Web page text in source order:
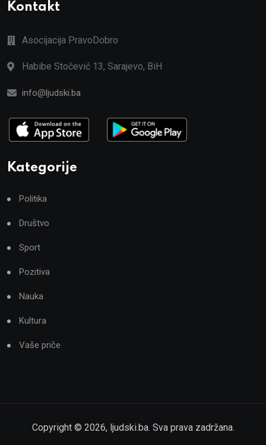
Kontakt
Asocijacija PravoDobro
Habibe Stočević 13, Sarajevo, BiH
info@ljudski.ba
Kategorije
Politika
Društvo
Sport
Pozitiva
Nauka
Kultura
Vaše priče
Copyright © 2026, ljudski.ba. Sva prava zadržana.